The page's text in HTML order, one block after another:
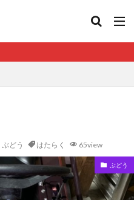
ぶどう はたらく 65view
ぶどう